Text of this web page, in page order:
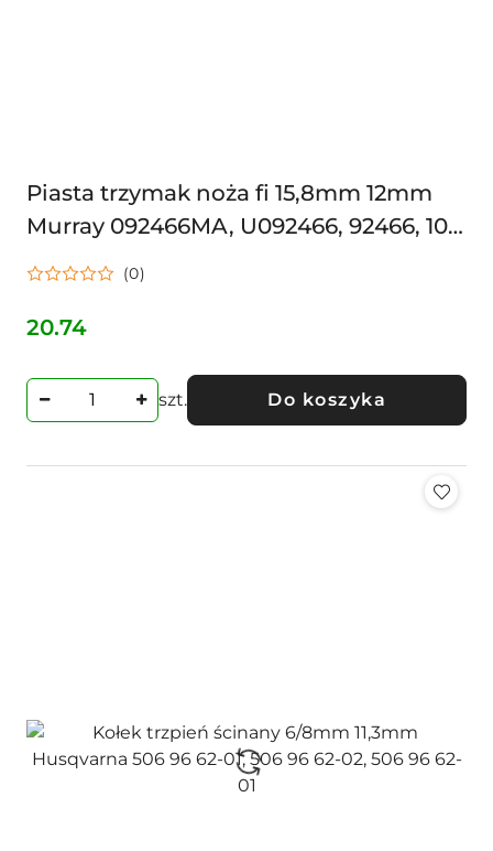
Piasta trzymak noża fi 15,8mm 12mm
Murray 092466MA, U092466, 92466, 100
10-35MA, 491926, 91926 92466, 100 10-
(0)
Cena:
20.74
szt. Do koszyka